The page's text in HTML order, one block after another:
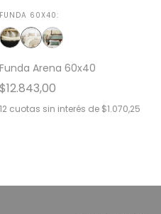
FUNDA 60X40:
Funda Arena 60x40
$12.843,00
12 cuotas sin interés de $1.070,25